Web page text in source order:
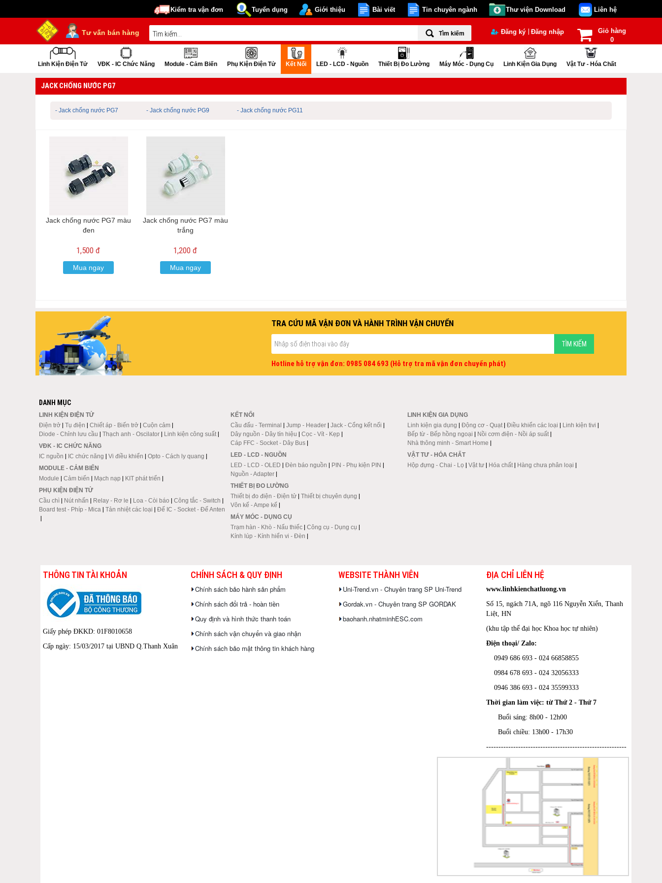
Kiểm tra vận đơn Tuyển dụng Giới thiệu Bài viết Tin chuyên ngành Thư viện Download Liên hệ
Tư vấn bán hàng Tìm kiếm Đăng ký |Đăng nhập
Giỏ hàng
0
Linh Kiện Điện Tử VĐK - IC Chức Năng Module - Cảm Biến Phụ Kiện Điện Tử Kết Nối LED - LCD - Nguồn Thiết Bị Đo Lường Máy Móc - Dụng Cụ Linh Kiện Gia Dụng Vật Tư - Hóa Chất
JACK CHỐNG NƯỚC PG7
- Jack chống nước PG7 - Jack chống nước PG9 - Jack chống nước PG11
Jack chống nước PG7 màu
đen
1,500 đ
Mua ngay
Jack chống nước PG7 màu
trắng
1,200 đ
Mua ngay
TRA CỨU MÃ VẬN ĐƠN VÀ HÀNH TRÌNH VẬN CHUYỂN
Hotline hỗ trợ vận đơn: 0985 084 693 (Hỗ trợ tra mã vận đơn chuyển phát)
DANH MỤC
LINH KIỆN ĐIỆN TỬ
Điện trở| Tụ điện | Chiết áp - Biến trở| Cuộn cảm|
Diode - Chỉnh lưu cầu | Thạch anh - Oscilator| Linh kiện công suất|
VĐK - IC CHỨC NĂNG
IC nguồn | IC chức năng | Vi điều khiển | Opto - Cách ly quang |
MODULE - CẢM BIẾN
Module | Cảm biến | Mạch nạp | KIT phát triển |
PHỤ KIỆN ĐIỆN TỬ
Cầu chì| Nút nhấn | Relay - Rơ le | Loa - Còi báo | Công tắc - Switch |
Board test - Phíp - Mica | Tản nhiệt các loại | Đế IC - Socket - Đế Anten
|
KẾT NỐI
Cầu đấu - Terminal | Jump - Header| Jack - Cổng kết nối |
Dây nguồn - Dây tín hiệu | Cọc - Vít - Kẹp |
Cáp FFC - Socket - Dây Bus|
LED - LCD - NGUỒN
LED - LCD - OLED | Đèn báo nguồn | PIN - Phụ kiện PIN |
Nguồn - Adapter|
THIẾT BỊ ĐO LƯỜNG
Thiết bị đo điện - Điện tử| Thiết bị chuyên dụng |
Vôn kế - Ampe kế |
MÁY MÓC - DỤNG CỤ
Trạm hàn - Khò - Nấu thiếc| Công cụ - Dụng cụ |
Kính lúp - Kính hiển vi - Đèn |
LINH KIỆN GIA DỤNG
Linh kiện gia dụng |Động cơ - Quạt |Điều khiển các loại | Linh kiện tivi |
Bếp từ - Bếp hồng ngoại | Nồi cơm điện - Nồi áp suất |
Nhà thông minh - Smart Home |
VẬT TƯ - HÓA CHẤT
Hộp đựng - Chai - Lọ |Vật tư | Hóa chất | Hàng chưa phân loại |
THÔNG TIN TÀI KHOẢN
Giấy phép ĐKKD: 01F8010658
Cấp ngày: 15/03/2017 tại UBND Q.Thanh Xuân
CHÍNH SÁCH & QUY ĐỊNH
Chính sách bảo hành sản phẩm
Chính sách đổi trả - hoàn tiền
Quy định và hình thức thanh toán
Chính sách vận chuyển và giao nhận
Chính sách bảo mật thông tin khách hàng
WEBSITE THÀNH VIÊN
Uni-Trend.vn - Chuyên trang SP Uni-Trend
Gordak.vn - Chuyên trang SP GORDAK
baohanh.nhatminhESC.com
ĐỊA CHỈ LIÊN HỆ
www.linhkienchatluong.vn
Số 15, ngách 71A, ngõ 116 Nguyễn Xiển, Thanh
Liệt, HN
(khu tập thể đại học Khoa học tự nhiên)
Điện thoại/ Zalo:
0949 686 693 - 024 66858855
0984 678 693 - 024 32056333
0946 386 693 - 024 35599333
Thời gian làm việc: từ Thứ 2 - Thứ 7
Buổi sáng: 8h00 - 12h00
Buổi chiều: 13h00 - 17h30
---------------------------------------------------------